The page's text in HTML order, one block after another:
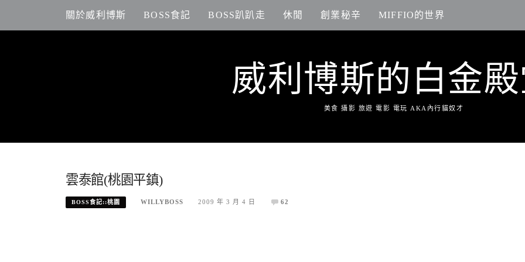
content
關於威利博斯 BOSS食記 BOSS趴趴走 休閒 創業秘辛 MIFFIO的世界
威利博斯的白金
美食 攝影 旅遊 電影 電玩 AKA內行貓奴才
雲泰館(桃園平鎮)
BOSS食記::桃園 WILLYBOSS 2009 年 3 月 4 日 62